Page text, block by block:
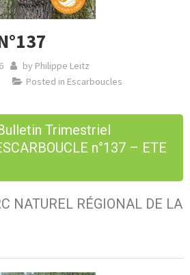
by Philippe Leitz
Posted in Escarboucles
Trimestriel
n°137 – ETE
NATUREL RÉGIONAL DE LA